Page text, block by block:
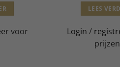
voor
LEES
Login /